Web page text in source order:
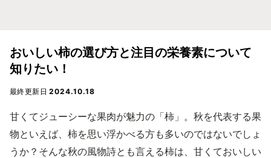
おいしい柿の選び方と注目の栄養素について
知りたい！
最終更新日2024.10.18
甘くてジューシーな果肉が魅力の「柿」。秋を代表する果
物といえば、柿を思い浮かべる方も多いのではないでしょ
うか？そんな秋の風物詩とも言える柿は、甘くておいしい